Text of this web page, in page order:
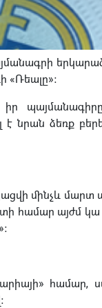
«Ռեալը»։
նրան ձեռք
մինչև մարտ
համար այժմ կա
համար,